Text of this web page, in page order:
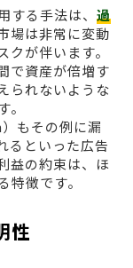
る手法は、 過
場は非常に変動
が伴います。
で資産が倍増す
られないような
もその例に漏
るといった広告
益の約束は、ほ
徴です。
性